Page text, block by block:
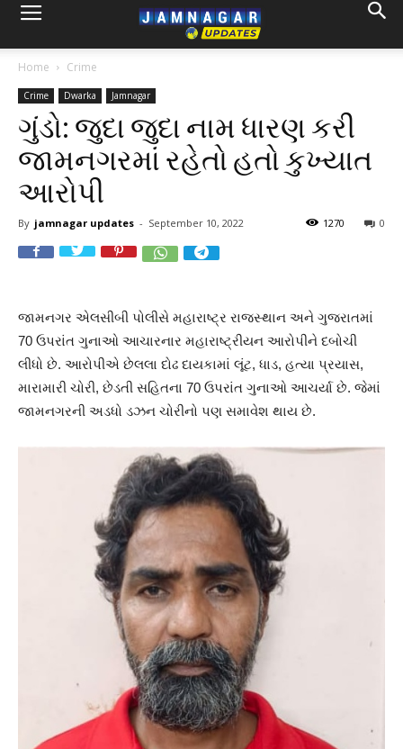
Home Crime
Crime Dwarka Jamnagar
ગુંડો: જુદા જુદા નામ ધારણ કરી
જામનગરમાં રહેતો હતો કુખ્યાત
આરોપી
By jamnagar updates - September 10, 2022 0
1270
જામનગર એલસીબી પોલીસે મહારાષ્ટ્ર રાજસ્થાન અને ગુજરાતમાં
70 ઉપરાંત ગુનાઓ આચારનાર મહારાષ્ટ્રીયન આરોપીને દબોચી
લીધો છે. આરોપીએ છેલલા દોઢ દાયકામાં લૂંટ, ધાડ, હત્યા પ્રયાસ,
મારામારી ચોરી, છેડતી સહિતના 70 ઉપરાંત ગુનાઓ આચર્યા છે. જેમાં
જામનગરની અડધો ડઝન ચોરીનો પણ સમાવેશ થાય છે.